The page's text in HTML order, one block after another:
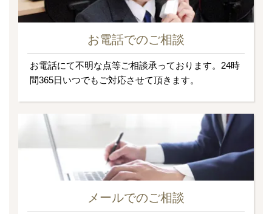
お電話でのご相談
お電話にて不明な点等ご相談承っております。24時
間365日いつでもご対応させて頂きます。
メールでのご相談